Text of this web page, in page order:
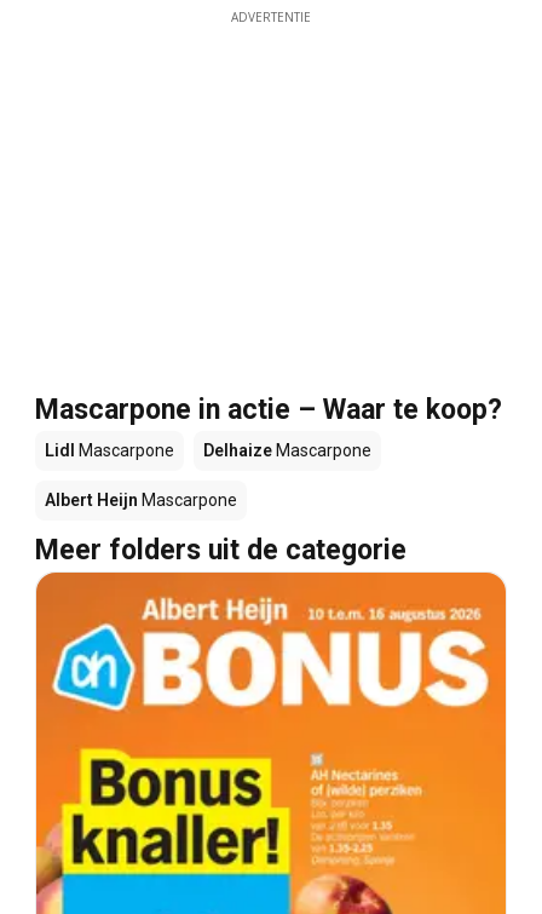
ADVERTENTIE
Mascarpone in actie – Waar te koop?
Lidl Mascarpone Delhaize Mascarpone
Albert Heijn Mascarpone
Meer folders uit de categorie